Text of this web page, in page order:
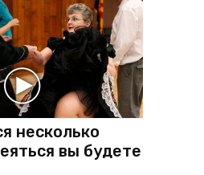
несколько
вы будете